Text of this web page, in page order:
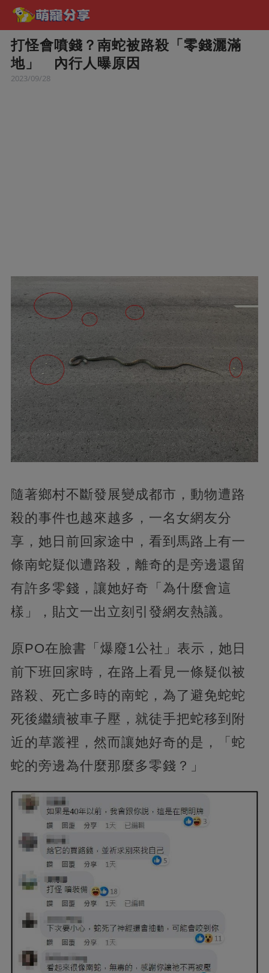
打怪會噴錢？南蛇被路殺「零錢灑滿
地」 內行人曝原因
2023/09/28
隨著鄉村不斷發展變成都市，動物遭路
殺的事件也越來越多，一名女網友分
享，她日前回家途中，看到馬路上有一
條南蛇疑似遭路殺，離奇的是旁邊還留
有許多零錢，讓她好奇「為什麼會這
樣」，貼文一出立刻引發網友熱議。
原PO在臉書「爆廢1公社」表示，她日
前下班回家時，在路上看見一條疑似被
路殺、死亡多時的南蛇，為了避免蛇蛇
死後繼續被車子壓，就徒手把蛇移到附
近的草叢裡，然而讓她好奇的是，「蛇
蛇的旁邊為什麼那麼多零錢？」